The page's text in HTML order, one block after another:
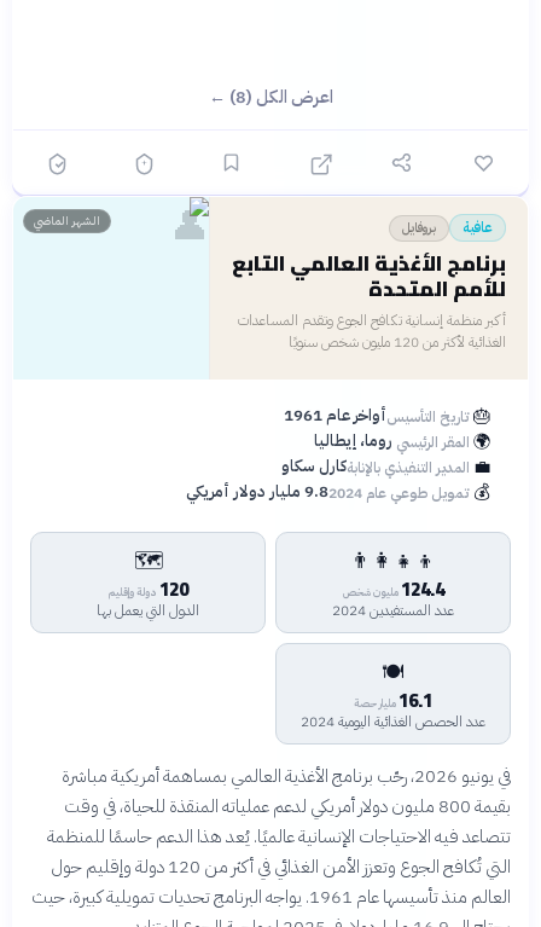
اعرض الكل (8) ←
عافية بروفايل
برنامج الأغذية العالمي التابع
للأمم المتحدة
أكبر منظمة إنسانية تكافح الجوع وتقدم المساعدات
الغذائية لأكثر من 120 مليون شخص سنويًا
الشهر الماضي 👤
🎂تاريخ التأسيسأواخر عام 1961
🌍 المقر الرئيسي روما، إيطاليا
💼 المدير التنفيذي بالإنابةكارل سكاو
💰 تمويل طوعي عام 2024 9.8 مليار دولار أمريكي
👨‍👩‍👧‍👦
124.4 مليون شخص
عدد المستفيدين 2024
🗺️
120 دولة وإقليم
الدول التي يعمل بها
🍽️
16.1 مليار حصة
عدد الحصص الغذائية اليومية 2024
في يونيو 2026، رحّب برنامج الأغذية العالمي بمساهمة أمريكية مباشرة
بقيمة 800 مليون دولار أمريكي لدعم عملياته المنقذة للحياة، في وقت
تتصاعد فيه الاحتياجات الإنسانية عالميًا. يُعد هذا الدعم حاسمًا للمنظمة
التي تُكافح الجوع وتعزز الأمن الغذائي في أكثر من 120 دولة وإقليم حول
العالم منذ تأسيسها عام 1961. يواجه البرنامج تحديات تمويلية كبيرة، حيث